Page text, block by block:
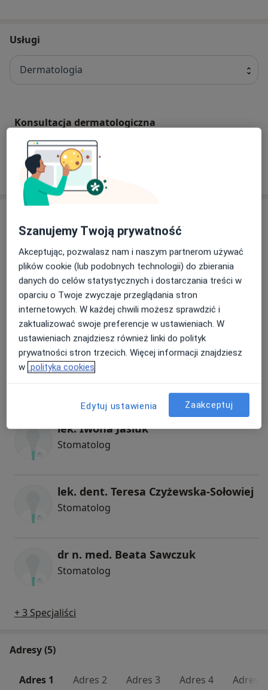
Usługi
Dermatologia
Konsultacja dermatologiczna
W jaki sposób ustalane są ceny?
Stomatolog
lek. dent. Bożena Zawadzka
Stomatolog
Chirurg, Stomatolog
lek. Iwona Jasiuk
Stomatolog
lek. dent. Teresa Czyżewska-Sołowiej
Stomatolog
dr n. med. Beata Sawczuk
Stomatolog
+ 3 Specjaliści
Adresy (5)
Adres 1 Adres 2 Adres 3 Adres 4 Adres 5
Szanujemy Twoją prywatność
Akceptując, pozwalasz nam i naszym partnerom używać
plików cookie (lub podobnych technologii) do zbierania
danych do celów statystycznych i dostarczania treści w
oparciu o Twoje zwyczaje przeglądania stron
internetowych. W każdej chwili możesz sprawdzić i
zaktualizować swoje preferencje w ustawieniach. W
ustawieniach znajdziesz również linki do polityk
prywatności stron trzecich. Więcej informacji znajdziesz
w polityka cookies
Edytuj ustawienia Zaakceptuj